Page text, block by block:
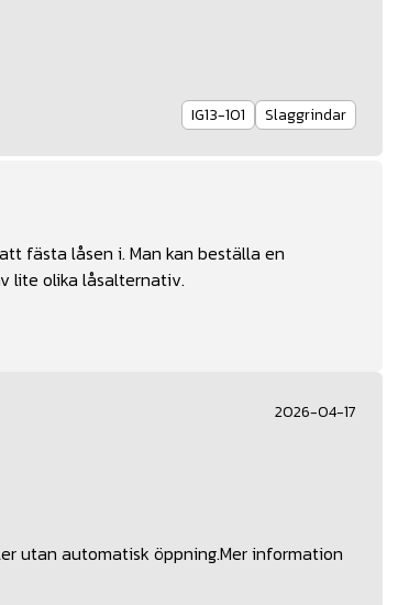
IG13-101 Slaggrindar
fästa låsen i. Man kan beställa en
lite olika låsalternativ.
2026-04-17
utan automatisk öppning.Mer information